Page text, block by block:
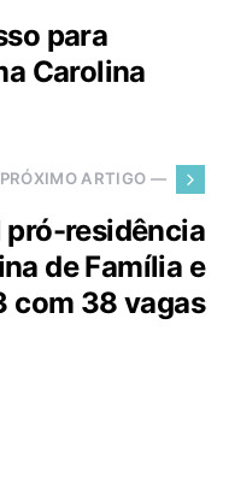
para
Carolina
PRÓXIMO ARTIGO —
pró-residência
de Família e
com 38 vagas